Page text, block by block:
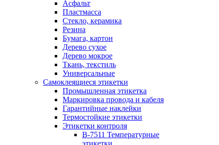
Асфальт
Пластмасса
Стекло, керамика
Резина
Бумага, картон
Дерево сухое
Дерево мокрое
Ткань, текстиль
Универсальные
Самоклеящиеся этикетки
Промышленная этикетка
Маркировка провода и кабеля
Гарантийные наклейки
Термостойкие этикетки
Этикетки контроля
B-7511 Температурные
этикетки